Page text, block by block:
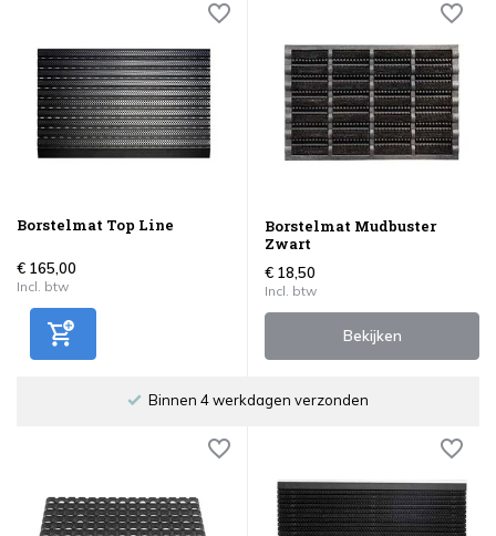
Borstelmat Top Line
€ 165,00
Incl. btw
Borstelmat Mudbuster
Zwart
€ 18,50
Incl. btw
Bekijken
Binnen 4 werkdagen verzonden